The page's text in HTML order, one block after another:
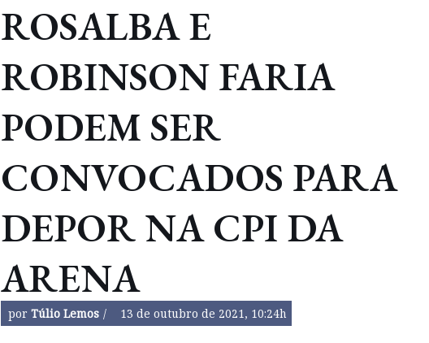
ROSALBA E
ROBINSON FARIA
PODEM SER
CONVOCADOS PARA
DEPOR NA CPI DA
ARENA
por Túlio Lemos 13 de outubro de 2021, 10:24h